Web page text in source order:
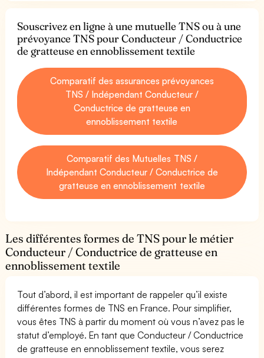
Souscrivez en ligne à une mutuelle TNS ou à une
prévoyance TNS pour Conducteur / Conductrice
de gratteuse en ennoblissement textile
Comparatif des assurances prévoyances
TNS / Indépendant Conducteur /
Conductrice de gratteuse en
ennoblissement textile
Comparatif des Mutuelles TNS /
Indépendant Conducteur / Conductrice de
gratteuse en ennoblissement textile
Les différentes formes de TNS pour le métier
Conducteur / Conductrice de gratteuse en
ennoblissement textile
Tout d’abord, il est important de rappeler qu’il existe
différentes formes de TNS en France. Pour simplifier,
vous êtes TNS à partir du moment où vous n’avez pas le
statut d’employé. En tant que Conducteur / Conductrice
de gratteuse en ennoblissement textile, vous serez